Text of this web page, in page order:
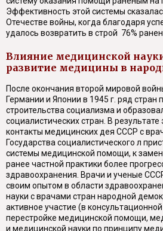
Эффективность этой системы
Отечестве войны, когда благодаря
удалось возвратить в строй 76%
Влияние медицинской
развитие медицины в
После окончания второй мировой
Германии и Японии в 1945 г. ряд стран
строительства социализма и
социалистических стран. В результате
контакты медицинских дея СССР с
Государства социалистического л
системы медицинской помощи, к
ранее частной практики более
здравоохранения. Врачи и ученые
своим опытом в области
науки с врачами стран народной
активное участие (в
перестройке медицинской помощи,
и медицинской науки по принципу